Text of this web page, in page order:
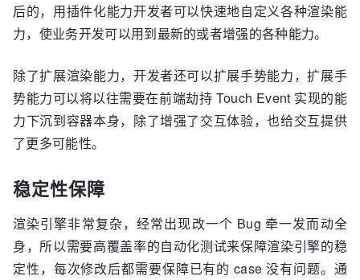
后的，用插件化能力开发者可以快速地自定义各种渲染能
力，使业务开发可以用到最新的或者增强的各种能力。
除了扩展渲染能力，开发者还可以扩展手势能力，扩展手
势能力可以将以往需要在前端劫持 Touch Event 实现的能
力下沉到容器本身，除了增强了交互体验，也给交互提供
了更多可能性。
稳定性保障
渲染引擎非常复杂，经常出现改一个 Bug 牵一发而动全
身，所以需要高覆盖率的自动化测试来保障渲染引擎的稳
定性，每次修改后都需要保障已有的 case 没有问题。通